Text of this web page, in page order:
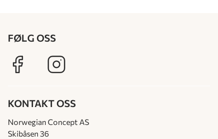
FØLG OSS
KONTAKT OSS
Norwegian Concept AS
Skibåsen 36